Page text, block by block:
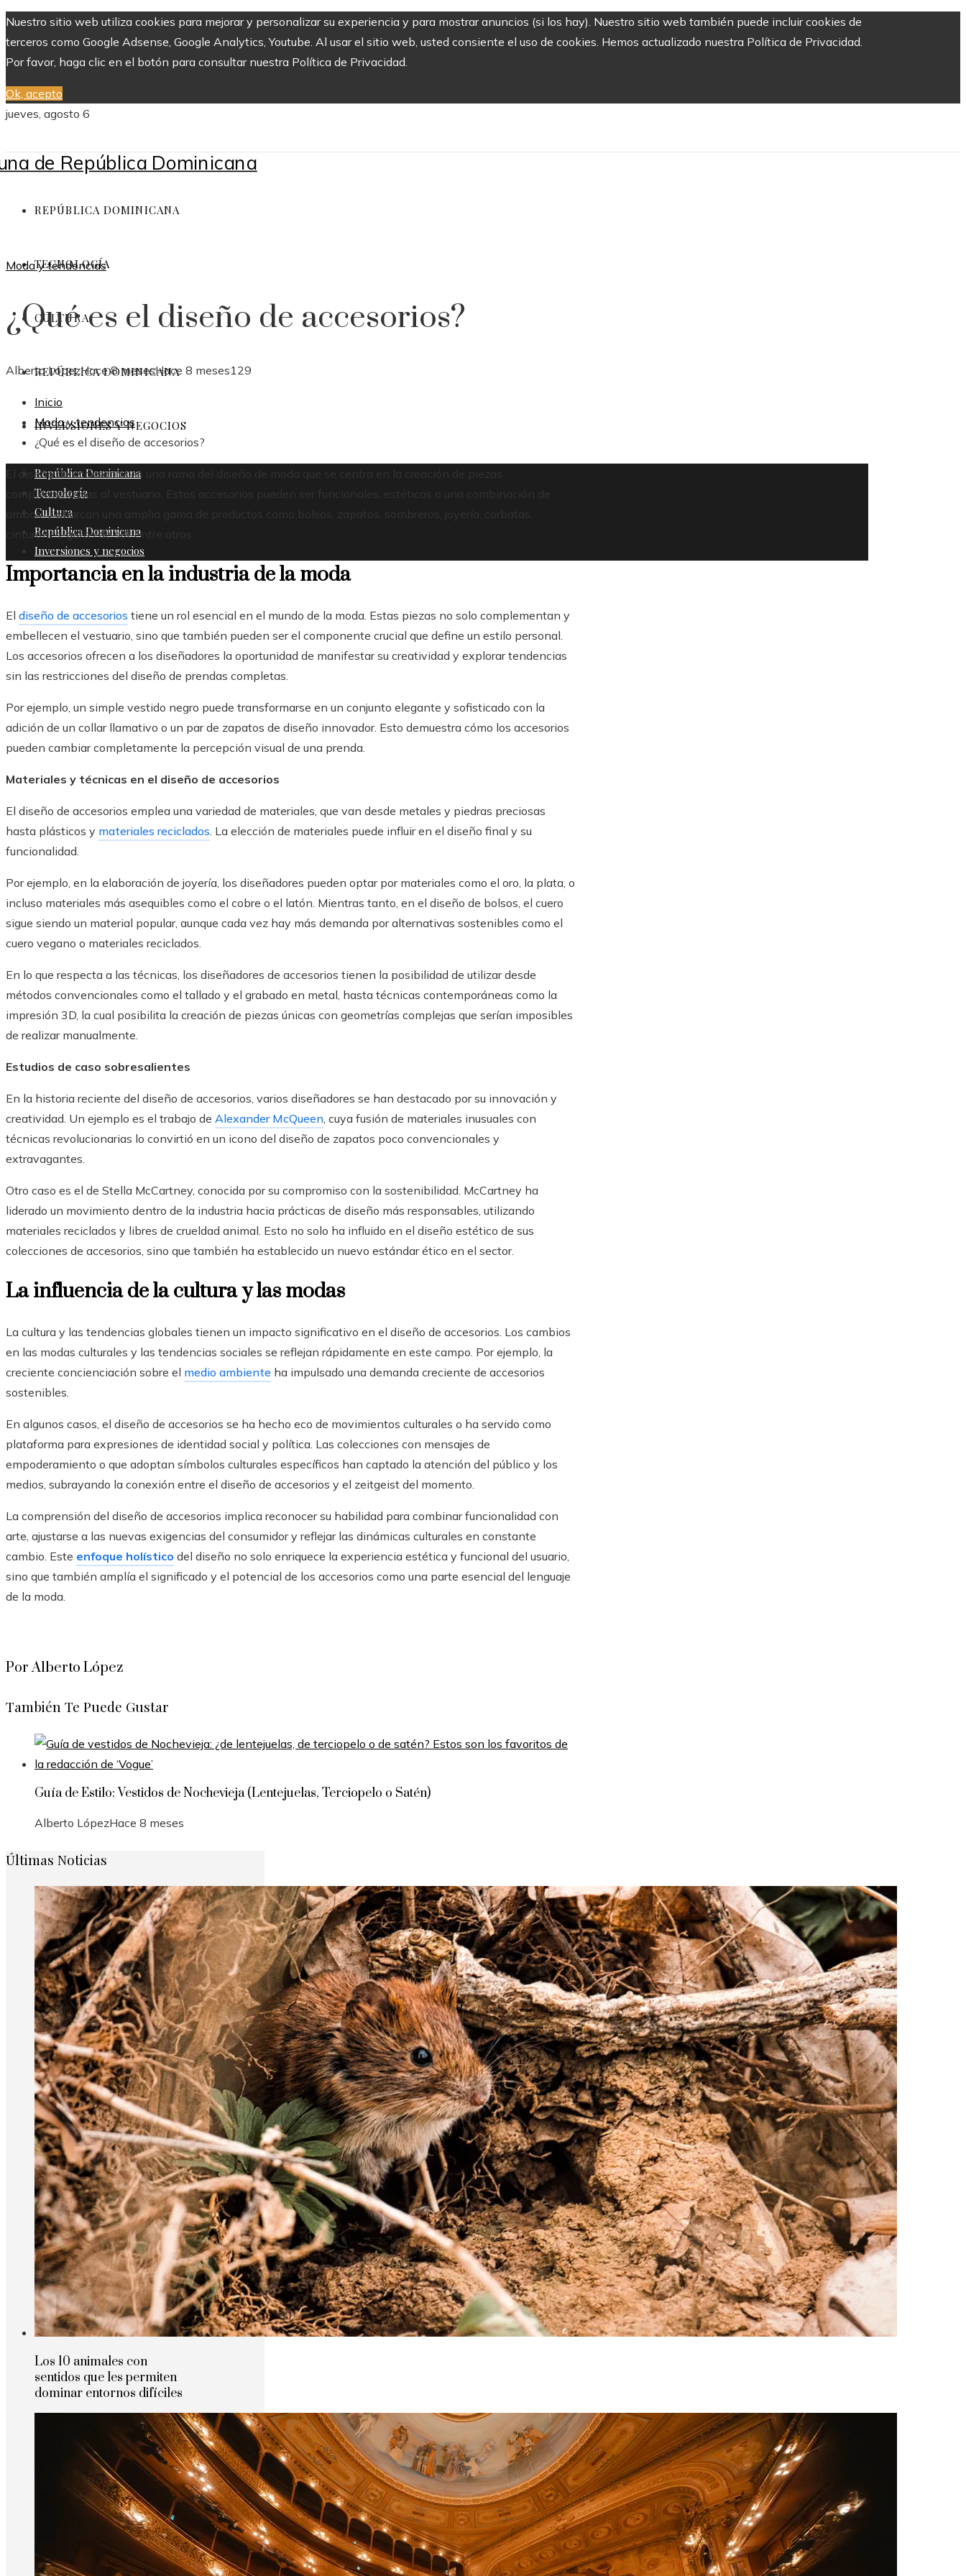
Nuestro sitio web utiliza cookies para mejorar y personalizar su experiencia y para mostrar anuncios (si los hay). Nuestro sitio web también puede incluir cookies de
terceros como Google Adsense, Google Analytics, Youtube. Al usar el sitio web, usted consiente el uso de cookies. Hemos actualizado nuestra Política de Privacidad.
Por favor, haga clic en el botón para consultar nuestra Política de Privacidad.
Ok, acepto
jueves, agosto 6
REPÚBLICA DOMINICANA
TECNOLOGÍA
CULTURA
REPÚBLICA DOMINICANA
INVERSIONES Y NEGOCIOS
República Dominicana
Tecnología
Cultura
República Dominicana
Inversiones y negocios
Moda y tendencias
¿Qué es el diseño de accesorios?
Alberto LópezHace 8 mesesHace 8 meses129
Inicio
Moda y tendencias
¿Qué es el diseño de accesorios?
El diseño de accesorios es una rama del diseño de moda que se centra en la creación de piezas
complementarias al vestuario. Estos accesorios pueden ser funcionales, estéticos o una combinación de
ambos, y abarcan una amplia gama de productos como bolsos, zapatos, sombreros, joyería, corbatas,
cinturones, gafas de sol, entre otros.
Importancia en la industria de la moda
El diseño de accesorios tiene un rol esencial en el mundo de la moda. Estas piezas no solo complementan y
embellecen el vestuario, sino que también pueden ser el componente crucial que define un estilo personal.
Los accesorios ofrecen a los diseñadores la oportunidad de manifestar su creatividad y explorar tendencias
sin las restricciones del diseño de prendas completas.
Por ejemplo, un simple vestido negro puede transformarse en un conjunto elegante y sofisticado con la
adición de un collar llamativo o un par de zapatos de diseño innovador. Esto demuestra cómo los accesorios
pueden cambiar completamente la percepción visual de una prenda.
Materiales y técnicas en el diseño de accesorios
El diseño de accesorios emplea una variedad de materiales, que van desde metales y piedras preciosas
hasta plásticos y materiales reciclados. La elección de materiales puede influir en el diseño final y su
funcionalidad.
Por ejemplo, en la elaboración de joyería, los diseñadores pueden optar por materiales como el oro, la plata, o
incluso materiales más asequibles como el cobre o el latón. Mientras tanto, en el diseño de bolsos, el cuero
sigue siendo un material popular, aunque cada vez hay más demanda por alternativas sostenibles como el
cuero vegano o materiales reciclados.
En lo que respecta a las técnicas, los diseñadores de accesorios tienen la posibilidad de utilizar desde
métodos convencionales como el tallado y el grabado en metal, hasta técnicas contemporáneas como la
impresión 3D, la cual posibilita la creación de piezas únicas con geometrías complejas que serían imposibles
de realizar manualmente.
Estudios de caso sobresalientes
En la historia reciente del diseño de accesorios, varios diseñadores se han destacado por su innovación y
creatividad. Un ejemplo es el trabajo de Alexander McQueen, cuya fusión de materiales inusuales con
técnicas revolucionarias lo convirtió en un icono del diseño de zapatos poco convencionales y
extravagantes.
Otro caso es el de Stella McCartney, conocida por su compromiso con la sostenibilidad. McCartney ha
liderado un movimiento dentro de la industria hacia prácticas de diseño más responsables, utilizando
materiales reciclados y libres de crueldad animal. Esto no solo ha influido en el diseño estético de sus
colecciones de accesorios, sino que también ha establecido un nuevo estándar ético en el sector.
La influencia de la cultura y las modas
La cultura y las tendencias globales tienen un impacto significativo en el diseño de accesorios. Los cambios
en las modas culturales y las tendencias sociales se reflejan rápidamente en este campo. Por ejemplo, la
creciente concienciación sobre el medio ambiente ha impulsado una demanda creciente de accesorios
sostenibles.
En algunos casos, el diseño de accesorios se ha hecho eco de movimientos culturales o ha servido como
plataforma para expresiones de identidad social y política. Las colecciones con mensajes de
empoderamiento o que adoptan símbolos culturales específicos han captado la atención del público y los
medios, subrayando la conexión entre el diseño de accesorios y el zeitgeist del momento.
La comprensión del diseño de accesorios implica reconocer su habilidad para combinar funcionalidad con
arte, ajustarse a las nuevas exigencias del consumidor y reflejar las dinámicas culturales en constante
cambio. Este enfoque holístico del diseño no solo enriquece la experiencia estética y funcional del usuario,
sino que también amplía el significado y el potencial de los accesorios como una parte esencial del lenguaje
de la moda.
Por Alberto López
También Te Puede Gustar
Guía de Estilo: Vestidos de Nochevieja (Lentejuelas, Terciopelo o Satén)
Alberto LópezHace 8 meses
Últimas Noticias
Los 10 animales con
sentidos que les permiten
dominar entornos difíciles